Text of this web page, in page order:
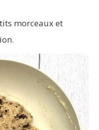
morceaux et